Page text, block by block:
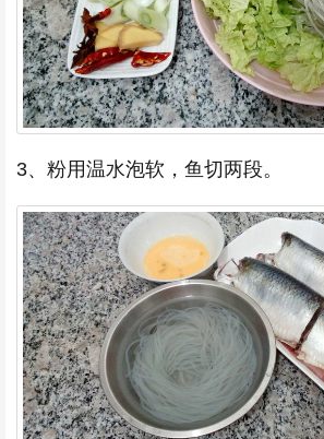
3、粉用温水泡软，鱼切两段。